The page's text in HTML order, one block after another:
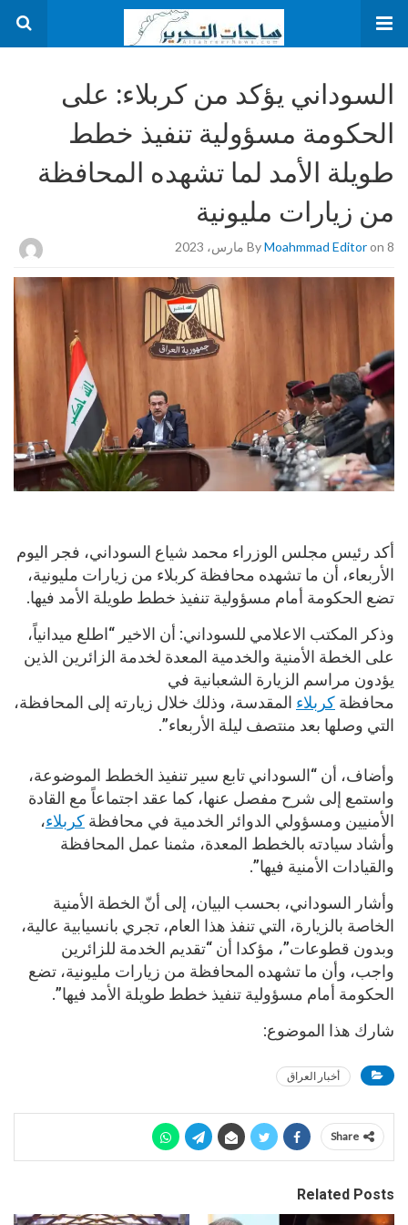
السوداني يؤكد من كربلاء: على
الحكومة مسؤولية تنفيذ خطط
طويلة الأمد لما تشهده المحافظة
من زيارات مليونية
ByMoahmmad Editoron 8 مارس، 2023
أكد رئيس مجلس الوزراء محمد شياع السوداني، فجر اليوم
الأربعاء، أن ما تشهده محافظة كربلاء من زيارات مليونية،
تضع الحكومة أمام مسؤولية تنفيذ خطط طويلة الأمد فيها.
وذكر المكتب الاعلامي للسوداني: أن الاخير “اطلع ميدانياً،
على الخطة الأمنية والخدمية المعدة لخدمة الزائرين الذين
يؤدون مراسم الزيارة الشعبانية في
محافظة كربلاء المقدسة، وذلك خلال زيارته إلى المحافظة،
التي وصلها بعد منتصف ليلة الأربعاء”.
وأضاف، أن “السوداني تابع سير تنفيذ الخطط الموضوعة،
واستمع إلى شرح مفصل عنها، كما عقد اجتماعاً مع القادة
الأمنيين ومسؤولي الدوائر الخدمية في محافظة كربلاء،
وأشاد سيادته بالخطط المعدة، مثمنا عمل المحافظة
والقيادات الأمنية فيها”.
وأشار السوداني، بحسب البيان، إلى أنّ الخطة الأمنية
الخاصة بالزيارة، التي تنفذ هذا العام، تجري بانسيابية عالية،
وبدون قطوعات”، مؤكدا أن “تقديم الخدمة للزائرين
واجب، وأن ما تشهده المحافظة من زيارات مليونية، تضع
الحكومة أمام مسؤولية تنفيذ خطط طويلة الأمد فيها”.
شارك هذا الموضوع:
أخبار العراق
Share
Related Posts